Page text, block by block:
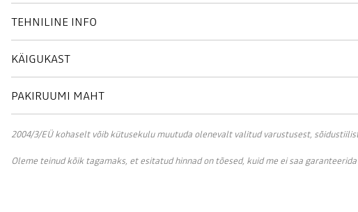
TEHNILINE INFO
KÄIGUKAST
PAKIRUUMI MAHT
2004/3/EÜ kohaselt võib kütusekulu muutuda olenevalt valitud varustusest,
Oleme teinud kõik tagamaks, et esitatud hinnad on tõesed, kuid me ei saa